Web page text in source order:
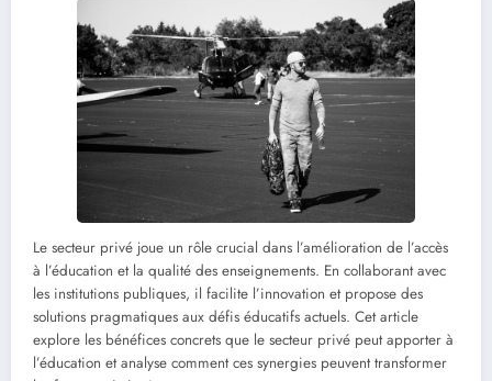
Le secteur privé joue un rôle crucial dans l’amélioration de l’accès
à l’éducation et la qualité des enseignements. En collaborant avec
les institutions publiques, il facilite l’innovation et propose des
solutions pragmatiques aux défis éducatifs actuels. Cet article
explore les bénéfices concrets que le secteur privé peut apporter à
l’éducation et analyse comment ces synergies peuvent transformer